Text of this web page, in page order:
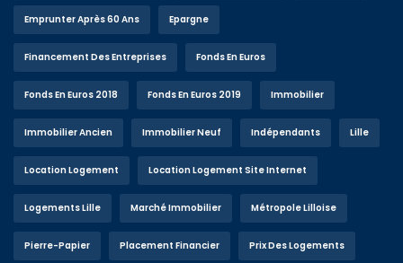
Emprunter Après 60 Ans Epargne
Financement Des Entreprises Fonds En Euros
Fonds En Euros 2018 Fonds En Euros 2019 Immobilier
Immobilier Ancien Immobilier Neuf Indépendants Lille
Location Logement Location Logement Site Internet
Logements Lille Marché Immobilier Métropole Lilloise
Pierre-Papier Placement Financier Prix Des Logements